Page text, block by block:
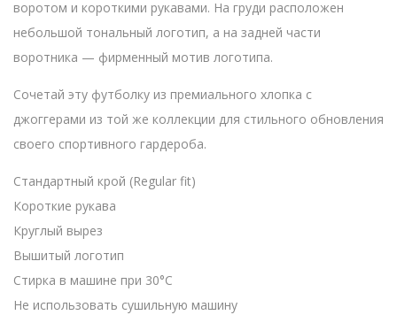
воротом и короткими рукавами. На груди расположен
небольшой тональный логотип, а на задней части
воротника — фирменный мотив логотипа.
Сочетай эту футболку из премиального хлопка с
джоггерами из той же коллекции для стильного обновления
своего спортивного гардероба.
Стандартный крой (Regular fit)
Короткие рукава
Круглый вырез
Вышитый логотип
Стирка в машине при 30°C
Не использовать сушильную машину